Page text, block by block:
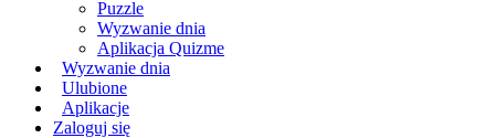
Puzzle
Wyzwanie dnia
Aplikacja Quizme
Wyzwanie dnia
Ulubione
Aplikacje
Zaloguj się